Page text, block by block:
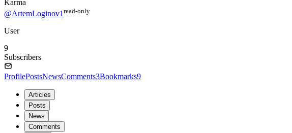
Karma
@ArtemLoginov1 read⁠-⁠only
User
9
Subscribers
ProfilePostsNewsComments3Bookmarks9
Articles
Posts
News
Comments